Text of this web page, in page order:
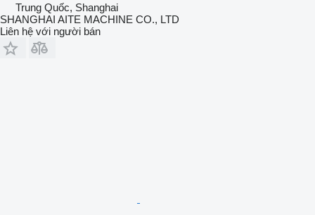
Trung Quốc, Shanghai
SHANGHAI AITE MACHINE CO., LTD
Liên hệ với người bán